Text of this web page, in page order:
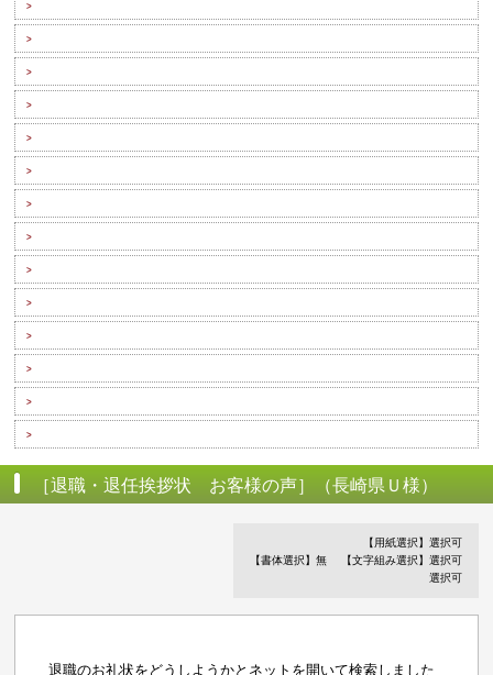
>
>
>
>
>
>
>
>
>
>
>
>
>
>
［退職・退任挨拶状 お客様の声］（長崎県Ｕ様）
【用紙選択】選択可
【書体選択】無
【文字組み選択】選択可
選択可
退職のお礼状をどうしようかとネットを開いて検索しました